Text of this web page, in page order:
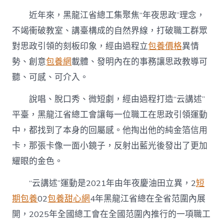
字
聲
響
“云”
中
傳
圈〉
中
近年來，黑龍江省總工集聚焦“年夜思政”理念，
不竭衝破教室、講臺構成的自然界線，打破職工群眾
對思政引領的刻板印象，經由過程立包養價格異情
勢、創意包養網載體、發明內在的事務讓思政教導可
聽、可感、可介入。
說唱、脫口秀、微短劇，經由過程打造“云講述”
平臺，黑龍江省總工會讓每一位職工在思政引領運動
中，都找到了本身的回屬感。他掏出他的純金箔信用
卡，那張卡像一面小鏡子，反射出藍光後發出了更加
耀眼的金色。
“云講述”運動是2021年由年夜慶油田立異，2短
期包養02包養甜心網4年黑龍江省總在全省范圍內展
開，2025年全國總工會在全國范圍內推行的一項職工